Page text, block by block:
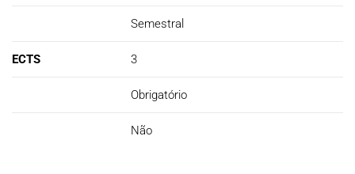
Semestral
ECTS 3
Obrigatório
Não